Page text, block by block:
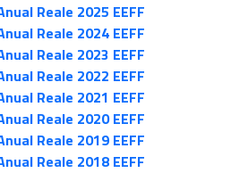
Reale 2025 EEFF
Reale 2024 EEFF
Reale 2023 EEFF
Reale 2022 EEFF
Reale 2021 EEFF
Reale 2020 EEFF
Reale 2019 EEFF
Reale 2018 EEFF